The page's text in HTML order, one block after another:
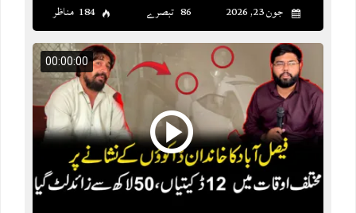
جون 23, 2026 86 تبصرے 184 مناظر
00:00:00